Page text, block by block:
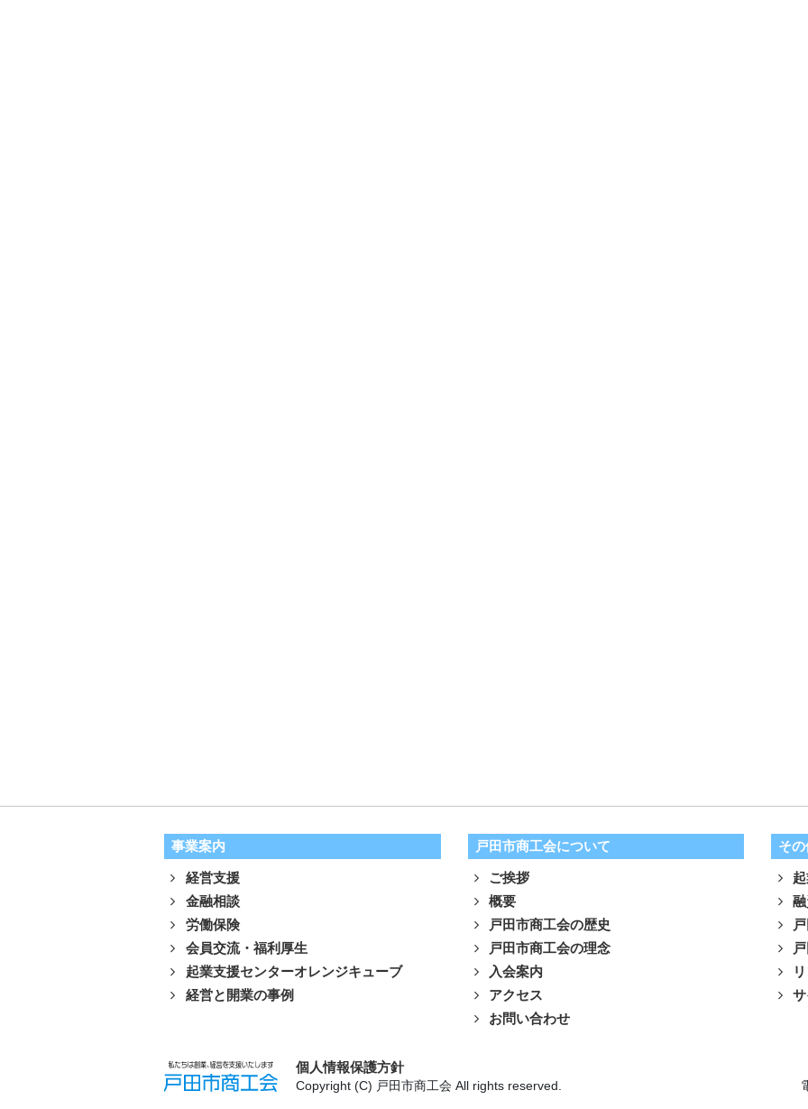
事業案内
経営支援
金融相談
労働保険
会員交流・福利厚生
起業支援センターオレンジキューブ
経営と開業の事例
戸田市商工会について
ご挨拶
概要
戸田市商工会の歴史
戸田市商工会の理念
入会案内
アクセス
お問い合わせ
そ
個人情報保護方針
Copyright (C) 戸田市商工会 All rights reserved.